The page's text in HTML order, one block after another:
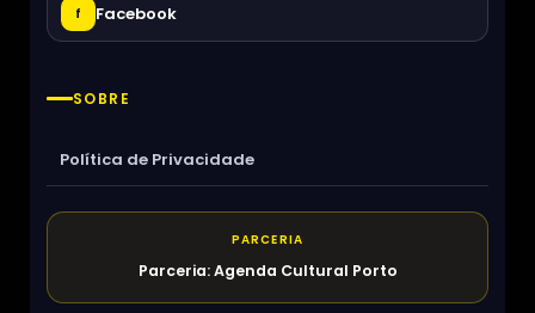
f Facebook
SOBRE
Política de Privacidade
PARCERIA
Parceria: Agenda Cultural Porto